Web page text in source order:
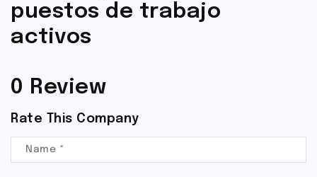
puestos de trabajo
activos
0 Review
Rate This Company